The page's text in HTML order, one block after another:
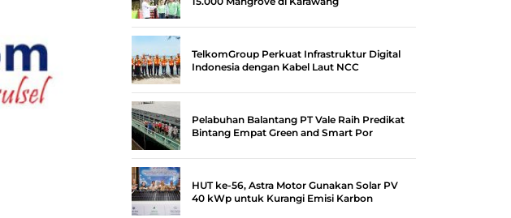
TelkomGroup Perkuat Infrastruktur Digital
Indonesia dengan Kabel Laut NCC
Pelabuhan Balantang PT Vale Raih Predikat
Bintang Empat Green and Smart Por
HUT ke-56, Astra Motor Gunakan Solar PV
40 kWp untuk Kurangi Emisi Karbon